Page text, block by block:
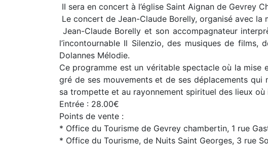
II sera en concert à l’église Saint Aignan de Gevrey
Le concert de Jean-Claude Borelly, organisé avec
Jean-Claude Borelly et son accompagnateur
l’incontournable Il Silenzio, des musiques de films,
Dolannes Mélodie.
Ce programme est un véritable spectacle où la mise
gré de ses mouvements et de ses déplacements qui
sa trompette et au rayonnement spirituel des lieux où
Entrée : 28.00€
Points de vente :
* Office du Tourisme de Gevrey chambertin, 1 rue
* Office du Tourisme, de Nuits Saint Georges, 3 rue